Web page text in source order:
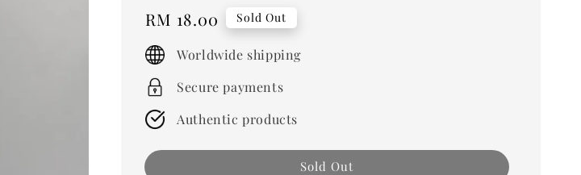
Regular
price
RM 18.00 Sold Out
Worldwide shipping
Secure payments
Authentic products
Sold Out